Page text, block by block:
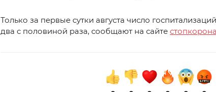
Только за первые сутки августа число
два с половиной раза, сообщают на сайте